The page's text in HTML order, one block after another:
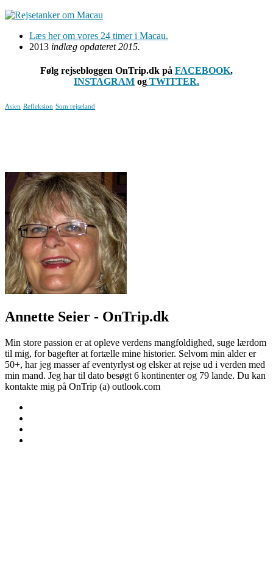
Læs her om vores 24 timer i Macau.
2013 indlæg opdateret 2015.
Følg rejsebloggen OnTrip.dk på FACEBOOK,
INSTAGRAM og TWITTER.
Asien Refleksion Som rejseland
Annette Seier - OnTrip.dk
Min store passion er at opleve verdens mangfoldighed, suge lærdom
til mig, for bagefter at fortælle mine historier. Selvom min alder er
50+, har jeg masser af eventyrlyst og elsker at rejse ud i verden med
min mand. Jeg har til dato besøgt 6 kontinenter og 79 lande. Du kan
kontakte mig på OnTrip (a) outlook.com